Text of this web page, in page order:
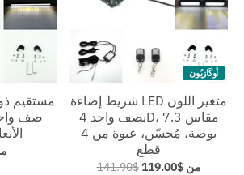
صف
أُوكَازيُون
شريط إضاءة LED متغير اللون
بصف واحد 4D، مقاس 7.3
بوصة، مُحسّن، عبوة من 4
قطع
من$119.00
$141.90